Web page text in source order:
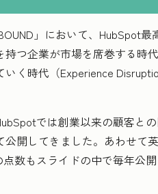
」において、HubSpot
つ企業が市場を席巻する時
く時代（Experience
では創業以来の顧客と
公開してきました。あわせて
数もスライドの中で毎年公